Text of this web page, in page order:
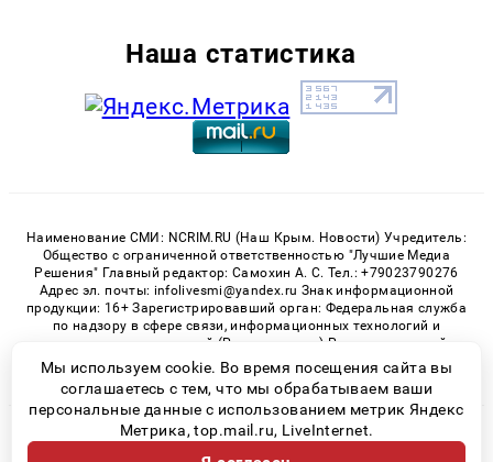
Наша статистика
Наименование СМИ: NCRIM.RU (Наш Крым. Новости) Учредитель:
Общество с ограниченной ответственностью "Лучшие Медиа
Решения" Главный редактор: Самохин А. С. Тел.: +79023790276
Адрес эл. почты: infolivesmi@yandex.ru Знак информационной
продукции: 16+ Зарегистрировавший орган: Федеральная служба
по надзору в сфере связи, информационных технологий и
массовых коммуникаций (Роскомнадзор) Регистрационный
номер СМИ ЭЛ № ФС 77 - 81150 от 02.06.2021
© 2026 «nCrim.ru» | Все права защищены
Мы используем cookie. Во время посещения сайта вы
соглашаетесь с тем, что мы обрабатываем ваши
персональные данные с использованием метрик Яндекс
Метрика, top.mail.ru, LiveInternet.